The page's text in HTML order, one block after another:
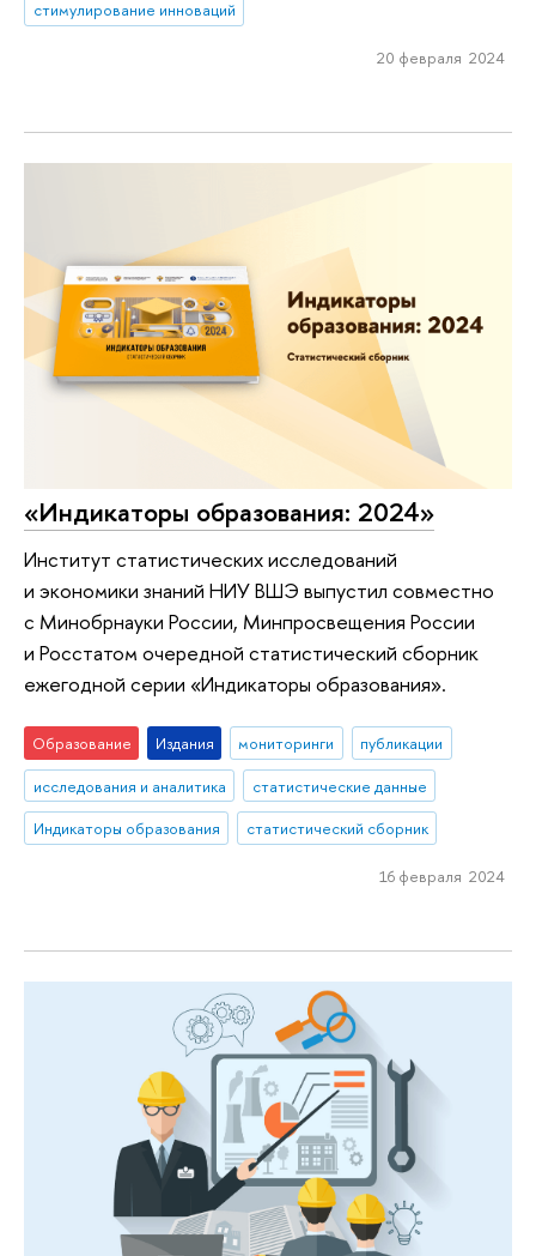
стимулирование инноваций
20 февраля 2024
«Индикаторы образования: 2024»
Институт статистических исследований
и экономики знаний НИУ ВШЭ выпустил совместно
с Минобрнауки России, Минпросвещения России
и Росстатом очередной статистический сборник
ежегодной серии «Индикаторы образования».
Образование Издания мониторинги
публикации
исследования и аналитика
статистические данные
Индикаторы образования
статистический сборник
16 февраля 2024